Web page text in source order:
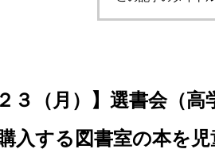
３（月）】選書会（高
入する図書室の本を